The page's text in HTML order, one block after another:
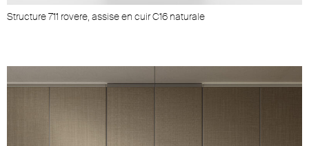
Structure 711 rovere, assise en cuir C16 naturale